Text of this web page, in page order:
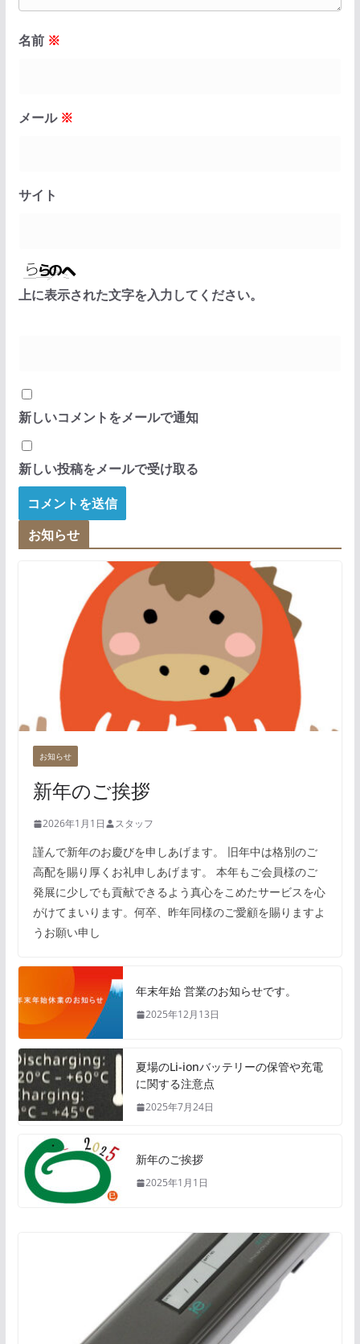
名前 ※
メール ※
サイト
上に表示された文字を入力してください。
新しいコメントをメールで通知
新しい投稿をメールで受け取る
お知らせ
お知らせ
新年のご挨拶
2026年1月1日 スタッフ
謹んで新年のお慶びを申しあげます。 旧年中は格別のご
高配を賜り厚くお礼申しあげます。 本年もご会員様のご
発展に少しでも貢献できるよう真心をこめたサービスを心
がけてまいります。何卒、昨年同様のご愛顧を賜りますよ
うお願い申し
年末年始 営業のお知らせです。
2025年12月13日
夏場のLi-ionバッテリーの保管や充電
に関する注意点
2025年7月24日
新年のご挨拶
2025年1月1日